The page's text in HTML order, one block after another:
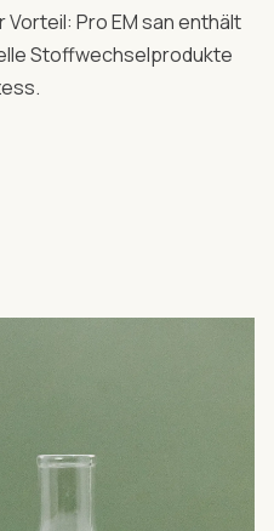
Pro EM san enthält
Stoffwechselprodukte